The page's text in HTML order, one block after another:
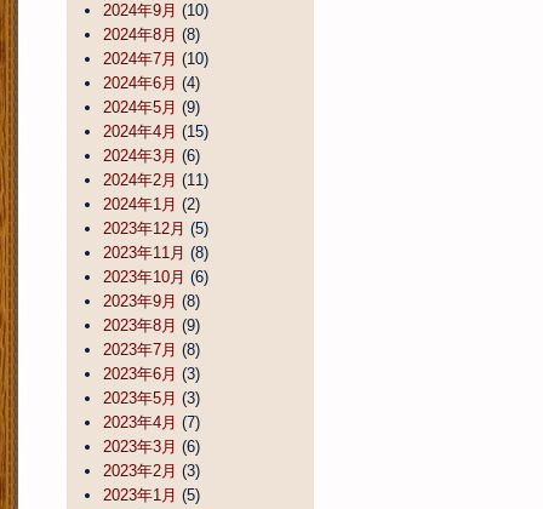
2024年9月 (10)
2024年8月 (8)
2024年7月 (10)
2024年6月 (4)
2024年5月 (9)
2024年4月 (15)
2024年3月 (6)
2024年2月 (11)
2024年1月 (2)
2023年12月 (5)
2023年11月 (8)
2023年10月 (6)
2023年9月 (8)
2023年8月 (9)
2023年7月 (8)
2023年6月 (3)
2023年5月 (3)
2023年4月 (7)
2023年3月 (6)
2023年2月 (3)
2023年1月 (5)